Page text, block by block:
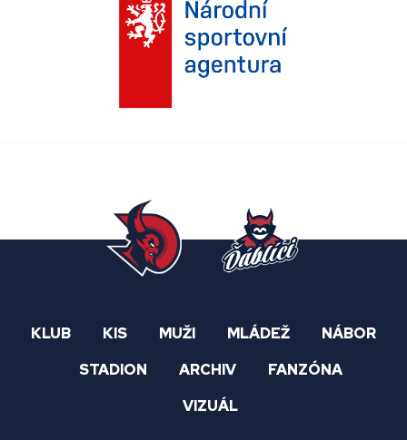
KLUB KIS MUŽI MLÁDEŽ
NÁBOR
STADION
ARCHIV
FANZÓNA
VIZUÁL